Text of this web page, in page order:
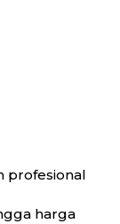
profesional
harga